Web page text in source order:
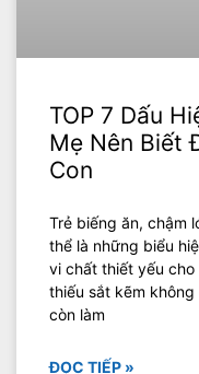
TOP 7 Dấu
Mẹ Nên Biết
Con
Trẻ biếng ăn, chậm
thể là những biểu
vi chất thiết yếu cho
thiếu sắt kẽm
còn làm
ĐỌC TIẾP »